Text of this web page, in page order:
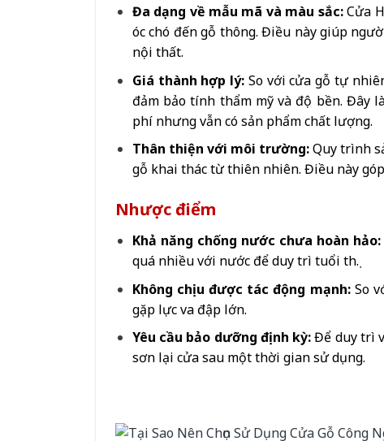
Đa dạng về mẫu mã và màu sắc:Cửa
óc chó đến gỗ thông. Điều này giúp
nội thất.
Giá thành hợp lý: So với cửa gỗ tự
đảm bảo tính thẩm mỹ và độ bền. Đây
phí nhưng vẫn có sản phẩm chất lượng.
Thân thiện với môi trường:Quy trình
gỗ khai thác từ thiên nhiên. Điều này
Nhược điểm
Khả năng chống nước chưa hoàn hảo:
quá nhiều với nước để duy trì tuổi thọ.
Không chịu được tác động mạnh:So
gặp lực va đập lớn.
Yêu cầu bảo dưỡng định kỳ:Để duy trì
sơn lại cửa sau một thời gian sử dụng.